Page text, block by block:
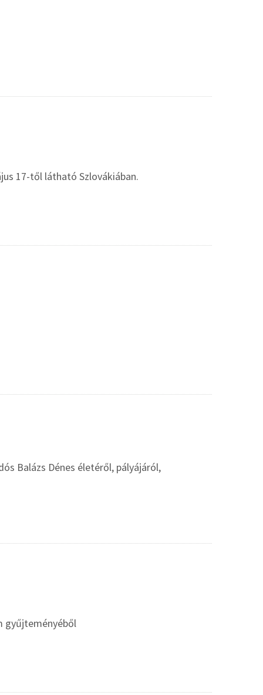
17-től látható Szlovákiában.
Balázs Dénes életéről, pályájáról,
gyűjteményéből